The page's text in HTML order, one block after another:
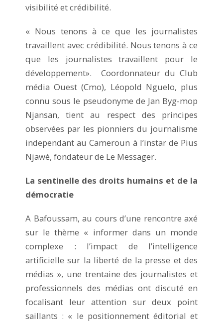
visibilité et crédibilité.
« Nous tenons à ce que les journalistes
travaillent avec crédibilité. Nous tenons à ce
que les journalistes travaillent pour le
développement». Coordonnateur du Club
média Ouest (Cmo), Léopold Nguelo, plus
connu sous le pseudonyme de Jan Byg-mop
Njansan, tient au respect des principes
observées par les pionniers du journalisme
independant au Cameroun à l’instar de Pius
Njawé, fondateur de Le Messager.
La sentinelle des droits humains et de la
démocratie
A Bafoussam, au cours d’une rencontre axé
sur le thème « informer dans un monde
complexe : l’impact de l’intelligence
artificielle sur la liberté de la presse et des
médias », une trentaine des journalistes et
professionnels des médias ont discuté en
focalisant leur attention sur deux point
saillants : « le positionnement éditorial et